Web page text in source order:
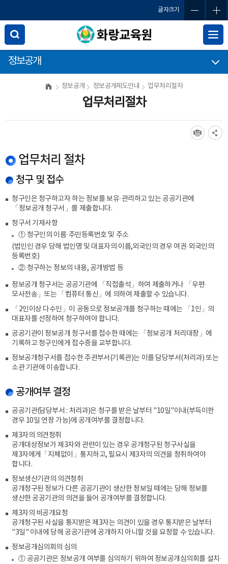
글자크기
정보공개
정보공개 정보공개제도안내 업무처리절차
업무처리절차
업무처리 절차
청구 및 접수
청구인은 청구하고자 하는 정보를 보유·관리하고 있는 공공기관에
「정보공개 청구서」를 제출합니다.
청구서 기재사항
① 청구인의 이름·주민등록번호 및 주소
(법인인 경우 당해 법인명 및 대표자의 이름,외국인의 경우 여권·외국인의
등록번호)
② 청구하는 정보의 내용, 공개방법 등
정보공개 청구서는 공공기관에 「직접출석」하여 제출하거나 「우편·
모사전송」또는 「컴퓨터 통신」에 의하여 제출할 수 있습니다.
「2인이상 다수인」이 공동으로 정보공개를 청구하는 때에는 「1인」의
대표자를 선정하여 청구하여야 합니다.
공공기관이 정보공개 청구서를 접수한 때에는 「정보공개 처리대장」에
기록하고 청구인에게 접수증을 교부합니다.
정보공개청구서를 접수한 주관부서(기록관)는 이를 담당부서(처리과) 또는
소관 기관에 이송합니다.
공개여부 결정
공공기관(담당부서 : 처리과)은 청구를 받은 날부터 "10일"이내(부득이한
경우 10일 연장 가능)에 공개여부를 결정합니다.
제3자의 의견청취
공개대상정보가 제3자와 관련이 있는 경우 공개청구된 청구사실을
제3자에게「지체없이」통지하고, 필요시 제3자의 의견을 청취하여야
합니다.
정보생산기관의 의견청취
공개청구된 정보가 다른 공공기관이 생산한 정보일 때에는 당해 정보를
생산한 공공기관의 의견을 들어 공개여부를 결정합니다.
제3자의 비공개요청
공개청구된 사실을 통지받은 제3자는 의견이 있을 경우 통지받은 날부터
"3일" 이내에 당해 공공기관에 공개하지 아니할 것을 요청할 수 있습니다.
정보공개심의회의 심의
① 공공기관은 정보공개 여부를 심의하기 위하여 정보공개심의회를 설치·